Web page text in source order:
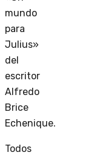
mundo
para
Julius»
del
escritor
Alfredo
Brice
Echenique.
Todos